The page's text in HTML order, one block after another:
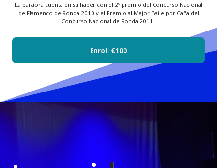
La bailaora cuenta en su haber con el 2º premio del Concurso Nacional
de Flamenco de Ronda 2010 y el Premio al Mejor Baile por Caña del
Concurso Nacional de Ronda 2011.
Enroll €100